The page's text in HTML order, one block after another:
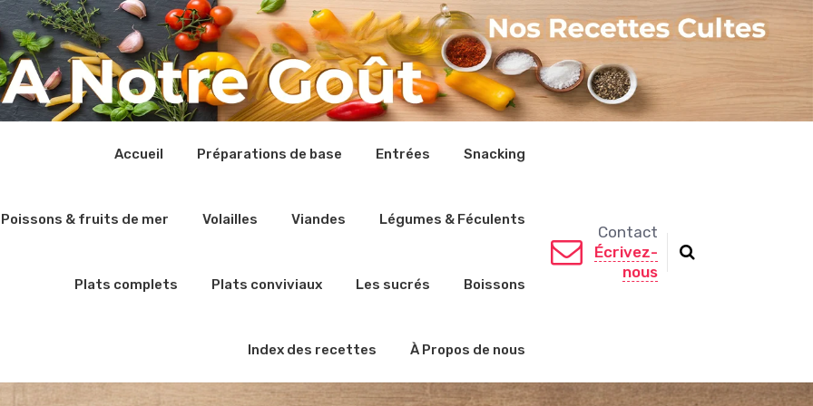
Accueil Préparations de base Entrées Snacking
Poissons & fruits de mer Volailles Viandes Légumes & Féculents
Plats complets Plats conviviaux Les sucrés Boissons
Index des recettes À Propos de nous
Contact
Écrivez-
nous